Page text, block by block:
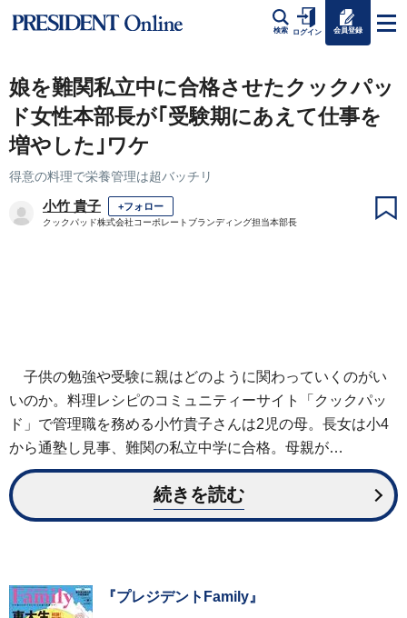
検索 ログイン 会員登録
娘を難関私立中に合格させたクックパッ
ド女性本部長が｢受験期にあえて仕事を
増やした｣ワケ
得意の料理で栄養管理は超バッチリ
小竹 貴子 +フォロー
クックパッド株式会社コーポレートブランディング担当本部長
子供の勉強や受験に親はどのように関わっていくのがい
いのか。料理レシピのコミュニティーサイト「クックパッ
ド」で管理職を務める小竹貴子さんは2児の母。長女は小4
から通塾し見事、難関の私立中学に合格。母親が…
続きを読む
『プレジデントFamily』